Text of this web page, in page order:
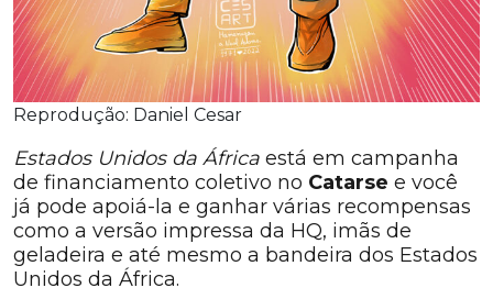
Reprodução: Daniel Cesar
Estados Unidos da África está em campanha
de financiamento coletivo no Catarse e você
já pode apoiá-la e ganhar várias recompensas
como a versão impressa da HQ, imãs de
geladeira e até mesmo a bandeira dos Estados
Unidos da África.